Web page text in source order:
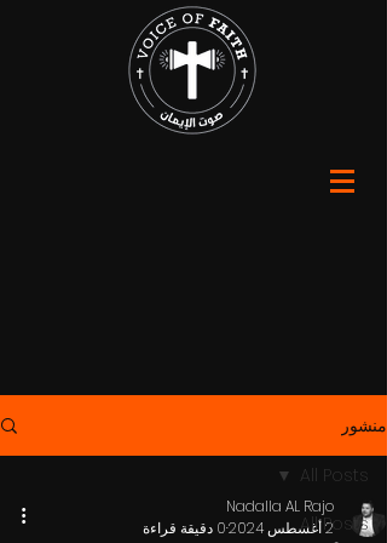
منشور
All Posts
All Posts
Nadalla AL Rajo
2 أغسطس 2024
0 دقيقة قراءة